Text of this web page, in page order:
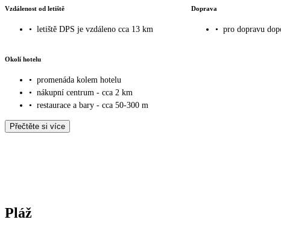
Vzdálenost od letiště
• letiště DPS je vzdáleno cca 13 km
Doprava
• pro dopravu
Okolí hotelu
• promenáda kolem hotelu
• nákupní centrum - cca 2 km
• restaurace a bary - cca 50-300 m
Přečtěte si více
Pláž